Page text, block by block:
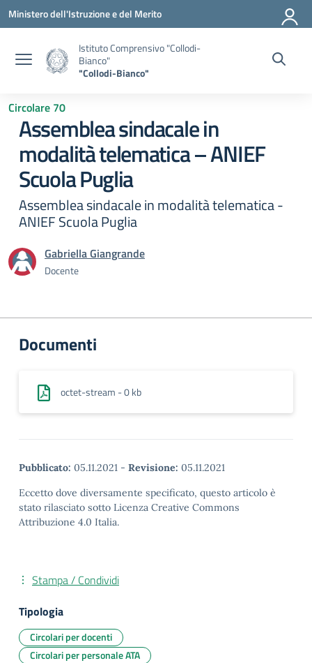
Vai ai contenuti
Vai al menu di navigazione
Vai al footer
Ministero dell'Istruzione e del Merito
Istituto Comprensivo "Collodi-
Bianco"
"Collodi-Bianco"
Circolare 70
Assemblea sindacale in
modalità telematica – ANIEF
Scuola Puglia
Assemblea sindacale in modalità telematica -
ANIEF Scuola Puglia
Gabriella Giangrande
Docente
Documenti
octet-stream - 0 kb
Pubblicato: 05.11.2021 - Revisione: 05.11.2021
Eccetto dove diversamente specificato, questo articolo è
stato rilasciato sotto Licenza Creative Commons
Attribuzione 4.0 Italia.
Stampa / Condividi
Tipologia
Circolari per docenti
Circolari per personale ATA